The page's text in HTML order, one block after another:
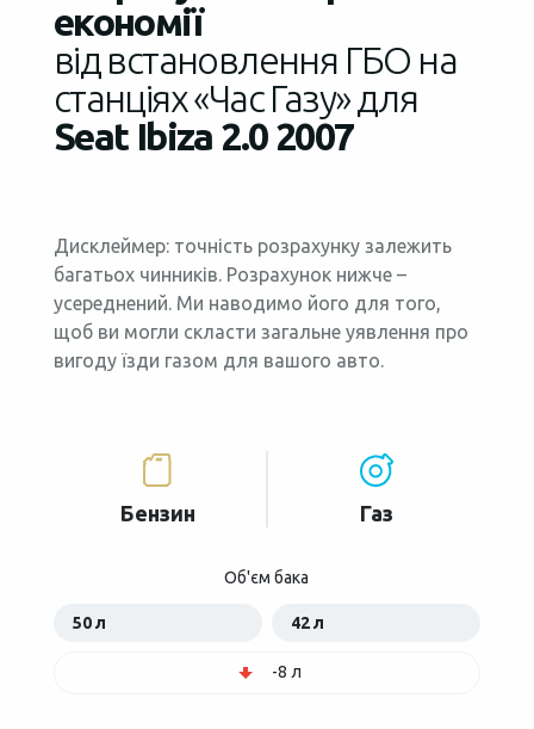
економії
від встановлення ГБО на
станціях «Час Газу» для
Seat Ibiza 2.0 2007
Дисклеймер: точність розрахунку залежить
багатьох чинників. Розрахунок нижче –
усереднений. Ми наводимо його для того,
щоб ви могли скласти загальне уявлення про
вигоду їзди газом для вашого авто.
Бензин Газ
Об'єм бака
50 л 42 л
-8 л